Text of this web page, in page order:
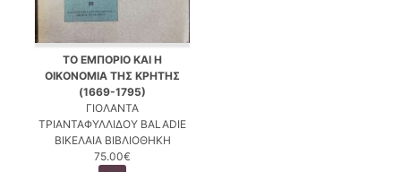
ΤΟ ΕΜΠΟΡΙΟ ΚΑΙ Η
ΟΙΚΟΝΟΜΙΑ ΤΗΣ ΚΡΗΤΗΣ
(1669-1795)
ΓΙΟΛΑΝΤΑ
ΤΡΙΑΝΤΑΦΥΛΛΙΔΟΥ BALADIE
ΒΙΚΕΛΑΙΑ ΒΙΒΛΙΟΘΗΚΗ
75.00€